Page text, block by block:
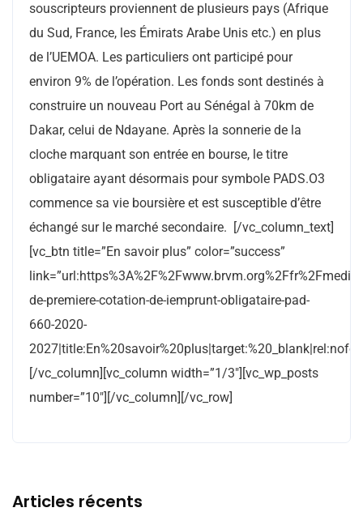
souscripteurs proviennent de plusieurs pays (Afrique
du Sud, France, les Émirats Arabe Unis etc.) en plus
de l’UEMOA. Les particuliers ont participé pour
environ 9% de l’opération. Les fonds sont destinés à
construire un nouveau Port au Sénégal à 70km de
Dakar, celui de Ndayane. Après la sonnerie de la
cloche marquant son entrée en bourse, le titre
obligataire ayant désormais pour symbole PADS.O3
commence sa vie boursière et est susceptible d’être
échangé sur le marché secondaire. [/vc_column_text]
[vc_btn title=”En savoir plus” color=”success”
de-premiere-cotation-de-iemprunt-obligataire-pad-
660-2020-
[/vc_column][vc_column width=”1/3″][vc_wp_posts
number=”10″][/vc_column][/vc_row]
Articles récents